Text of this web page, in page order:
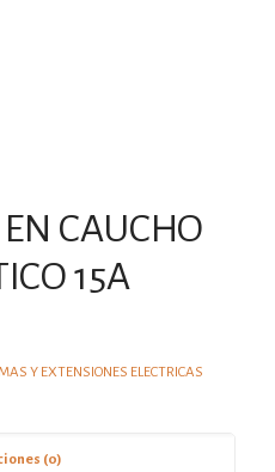
CAUCHO
15A
Y EXTENSIONES ELECTRICAS
(0)